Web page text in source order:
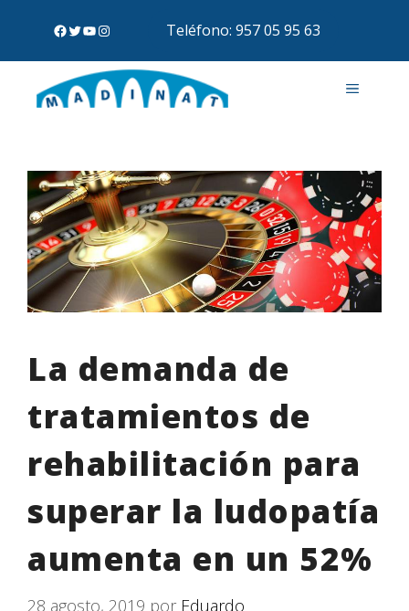
Teléfono: 957 05 95 63
La demanda de
tratamientos de
rehabilitación para
superar la ludopatía
aumenta en un 52%
28 agosto, 2019 por Eduardo